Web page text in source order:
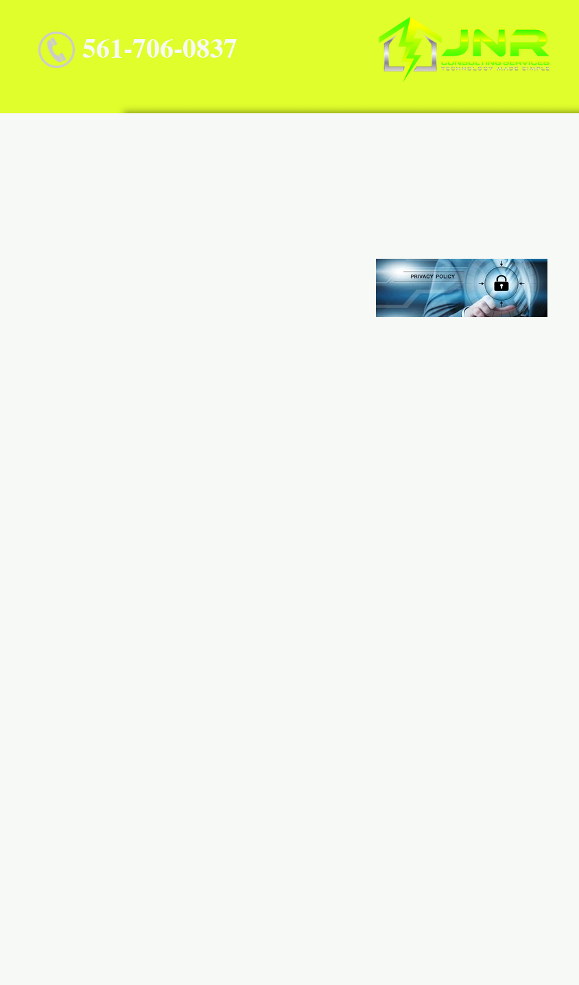
561-706-0837